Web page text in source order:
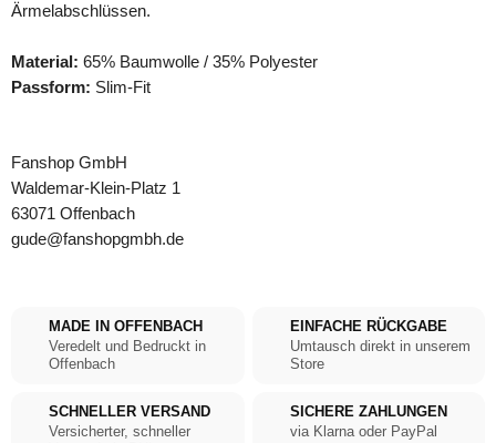
Ärmelabschlüssen.
Material: 65% Baumwolle / 35% Polyester
Passform: Slim-Fit
Fanshop GmbH
Waldemar-Klein-Platz 1
63071 Offenbach
gude@fanshopgmbh.de
MADE IN OFFENBACH
Veredelt und Bedruckt in
Offenbach
EINFACHE RÜCKGABE
Umtausch direkt in unserem
Store
SCHNELLER VERSAND
Versicherter, schneller
SICHERE ZAHLUNGEN
via Klarna oder PayPal